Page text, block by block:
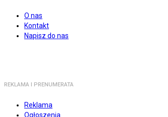
O nas
Kontakt
Napisz do nas
REKLAMA I PRENUMERATA
Reklama
Ogłoszenia